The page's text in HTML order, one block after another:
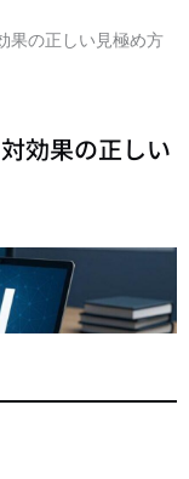
果の正しい見極め方
効果の正しい